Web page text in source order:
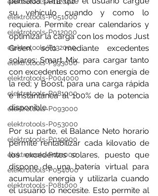
elektrotools-P051000
elektrotools-P012000
elektrotools-P132000
elektrotools-P993000
elektrotools-P004000
elektrotools-P081000
elektrotools-P093000
elektrotools-P053000
elektrotools-P019000
elektrotools-P021000
elektrotools-P054000
elektrotools-P081000
su vehículo cuando y como lo
requiera. Permite crear calendarios y
optimizar la carga con los modos Just
Green, sólo mediante excedentes
solares; Smart Mix, para cargar tanto
con excedentes como con energía de
la red; y Boost, para una carga rápida
e instantánea al 100% de la potencia
disponible.
Por su parte, el Balance Neto horario
permite rentabilizar cada kilovatio de
los excedentes solares, puesto que
dispone de una batería virtual para
acumular energía y utilizarla cuando
el usuario lo necesite. Esto permite al